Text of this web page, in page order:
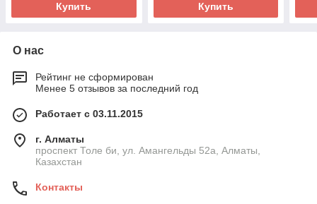
Купить Купить
О нас
Рейтинг не сформирован
Менее 5 отзывов за последний год
Работает с 03.11.2015
г. Алматы
проспект Толе би, ул. Амангельды 52а, Алматы,
Казахстан
Контакты